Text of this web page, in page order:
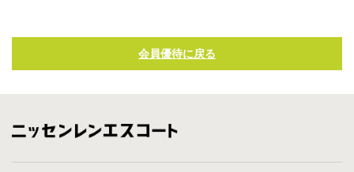
会員優待に戻る